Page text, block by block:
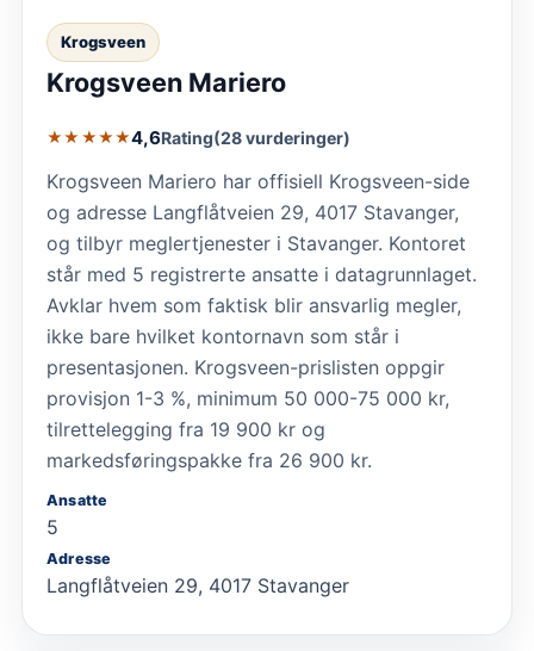
Krogsveen
Krogsveen Mariero
★★★★★4,6Rating(28 vurderinger)
Krogsveen Mariero har offisiell Krogsveen-side
og adresse Langflåtveien 29, 4017 Stavanger,
og tilbyr meglertjenester i Stavanger. Kontoret
står med 5 registrerte ansatte i datagrunnlaget.
Avklar hvem som faktisk blir ansvarlig megler,
ikke bare hvilket kontornavn som står i
presentasjonen. Krogsveen-prislisten oppgir
provisjon 1-3 %, minimum 50 000-75 000 kr,
tilrettelegging fra 19 900 kr og
markedsføringspakke fra 26 900 kr.
Ansatte
5
Adresse
Langflåtveien 29, 4017 Stavanger